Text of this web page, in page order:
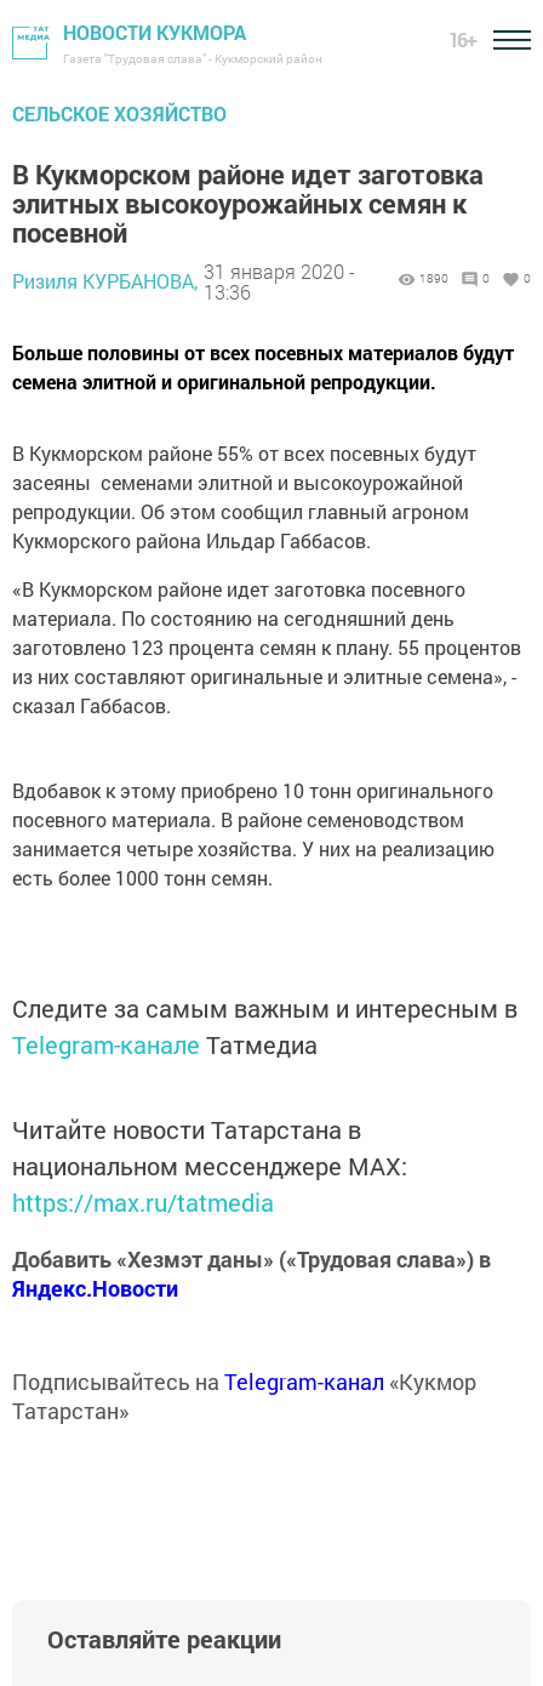
НОВОСТИ КУКМОРА
Газета "Трудовая слава" - Кукморский район
16+
СЕЛЬСКОЕ ХОЗЯЙСТВО
В Кукморском районе идет заготовка
элитных высокоурожайных семян к
посевной
Ризиля КУРБАНОВА, 31 января 2020 -
13:36
1890 0 0
Больше половины от всех посевных материалов будут
семена элитной и оригинальной репродукции.
В Кукморском районе 55% от всех посевных будут
засеяны семенами элитной и высокоурожайной
репродукции. Об этом сообщил главный агроном
Кукморского района Ильдар Габбасов.
«В Кукморском районе идет заготовка посевного
материала. По состоянию на сегодняшний день
заготовлено 123 процента семян к плану. 55 процентов
из них составляют оригинальные и элитные семена», -
сказал Габбасов.
Вдобавок к этому приобрено 10 тонн оригинального
посевного материала. В районе семеноводством
занимается четыре хозяйства. У них на реализацию
есть более 1000 тонн семян.
Следите за самым важным и интересным в
Telegram-канале Татмедиа
Читайте новости Татарстана в
национальном мессенджере MАХ:
https://max.ru/tatmedia
Добавить «Хезмэт даны» («Трудовая слава») в
Яндекс.Новости
Подписывайтесь на Telegram-канал «Кукмор
Татарстан»
Оставляйте реакции